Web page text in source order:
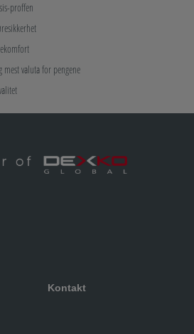
proffen
mest valuta for pengene
Kontakt